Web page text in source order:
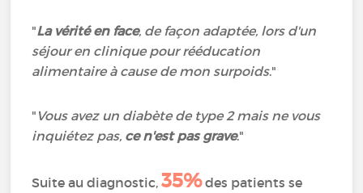
"La vérité en face, de façon adaptée, lors d'un
séjour en clinique pour rééducation
alimentaire à cause de mon surpoids."
" Vous avez un diabète de type 2 mais ne vous
inquiétez pas, ce n'est pas grave."
Suite au diagnostic,35%des patients se